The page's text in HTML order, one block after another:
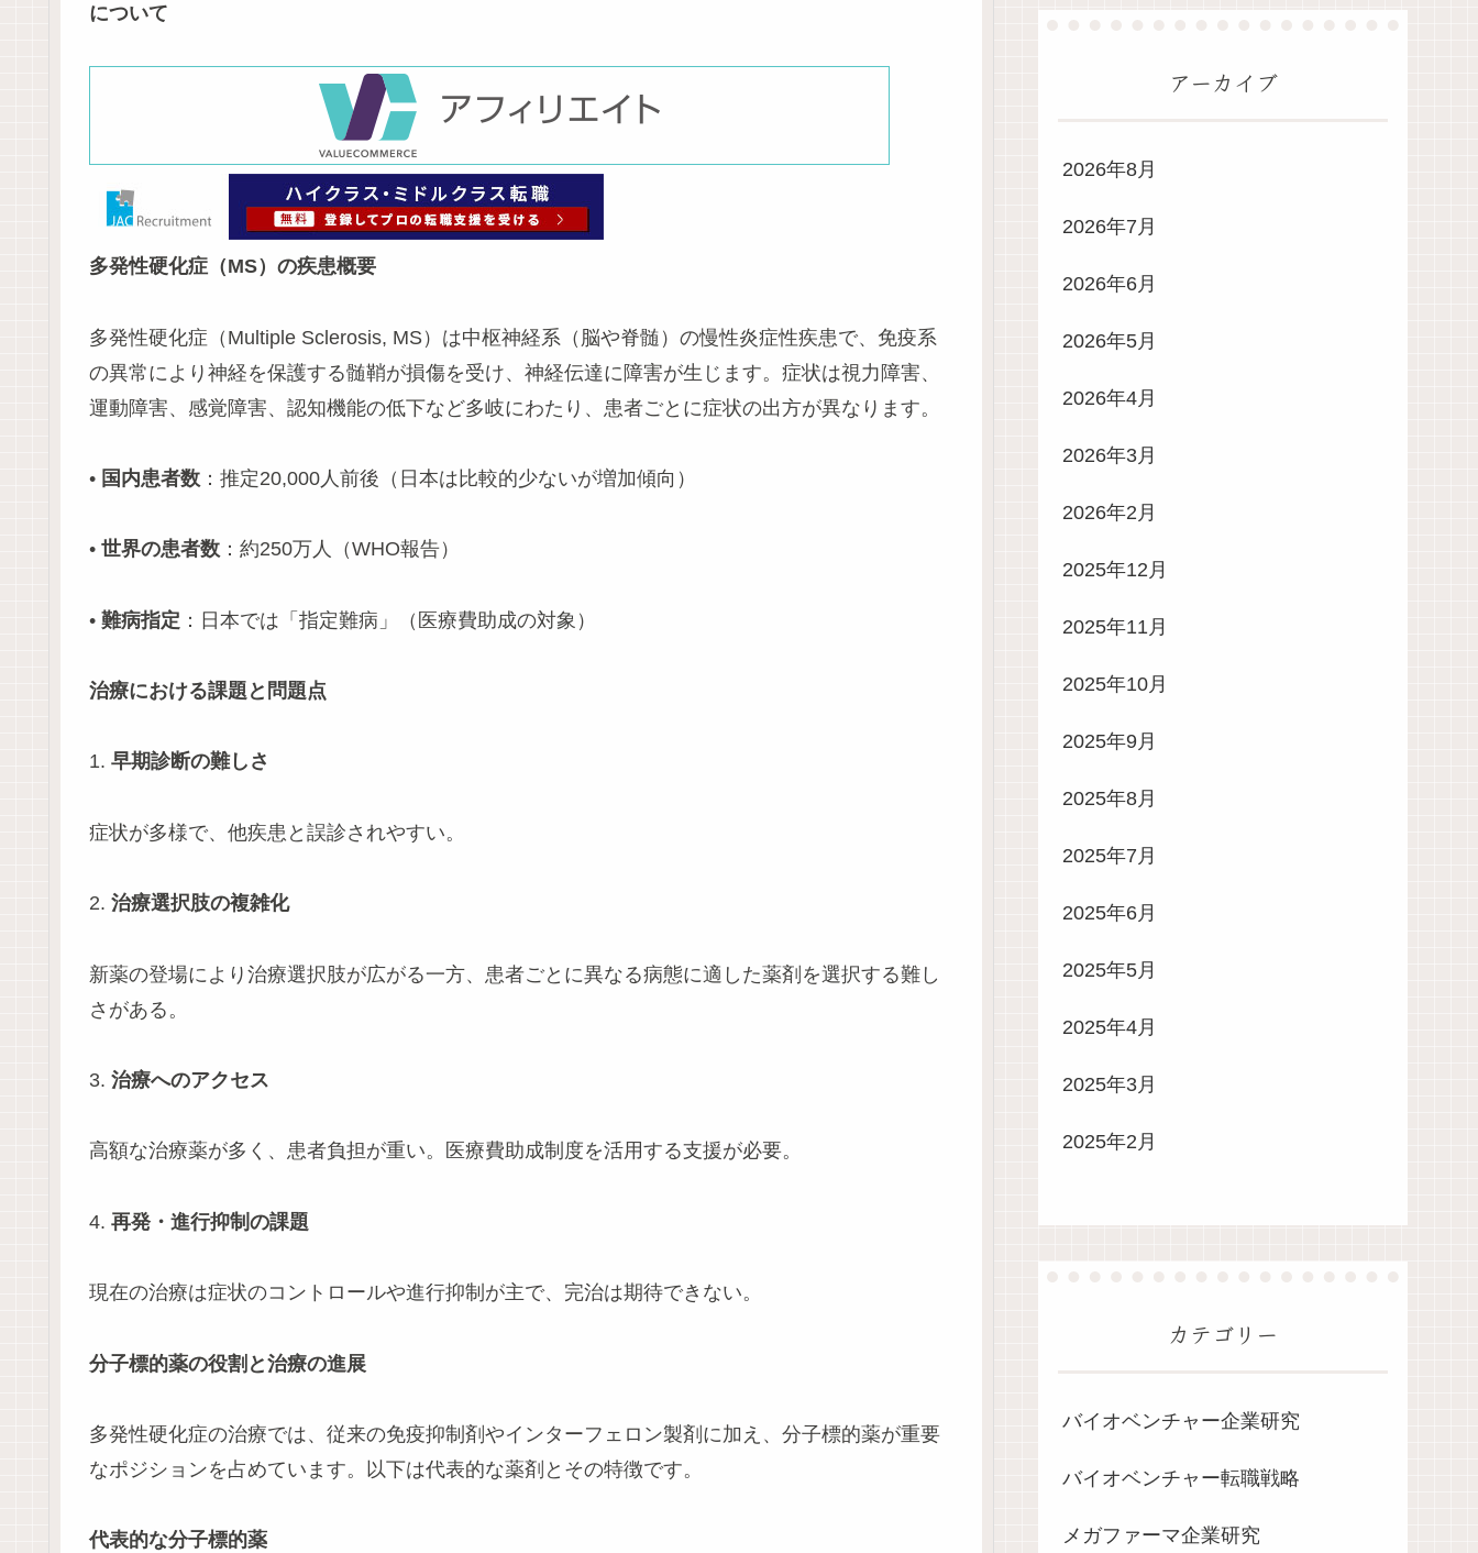
について
多発性硬化症（MS）の疾患概要
多発性硬化症（Multiple Sclerosis, MS）は中枢神経系（脳や脊髄）の慢性炎症性疾患で、免疫系
の異常により神経を保護する髄鞘が損傷を受け、神経伝達に障害が生じます。症状は視力障害、
運動障害、感覚障害、認知機能の低下など多岐にわたり、患者ごとに症状の出方が異なります。
• 国内患者数 ：推定20,000人前後（日本は比較的少ないが増加傾向）
• 世界の患者数 ：約250万人（WHO報告）
• 難病指定 ：日本では「指定難病」（医療費助成の対象）
治療における課題と問題点
1. 早期診断の難しさ
症状が多様で、他疾患と誤診されやすい。
2. 治療選択肢の複雑化
新薬の登場により治療選択肢が広がる一方、患者ごとに異なる病態に適した薬剤を選択する難し
さがある。
3. 治療へのアクセス
高額な治療薬が多く、患者負担が重い。医療費助成制度を活用する支援が必要。
4. 再発・進行抑制の課題
現在の治療は症状のコントロールや進行抑制が主で、完治は期待できない。
分子標的薬の役割と治療の進展
多発性硬化症の治療では、従来の免疫抑制剤やインターフェロン製剤に加え、分子標的薬が重要
なポジションを占めています。以下は代表的な薬剤とその特徴です。
代表的な分子標的薬
アーカイブ
2026年8月
2026年7月
2026年6月
2026年5月
2026年4月
2026年3月
2026年2月
2025年12月
2025年11月
2025年10月
2025年9月
2025年8月
2025年7月
2025年6月
2025年5月
2025年4月
2025年3月
2025年2月
カテゴリー
バイオベンチャー企業研究
バイオベンチャー転職戦略
メガファーマ企業研究